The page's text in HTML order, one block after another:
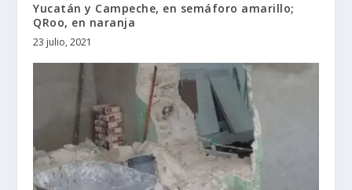
Yucatán y Campeche, en semáforo amarillo;
QRoo, en naranja
23 julio, 2021